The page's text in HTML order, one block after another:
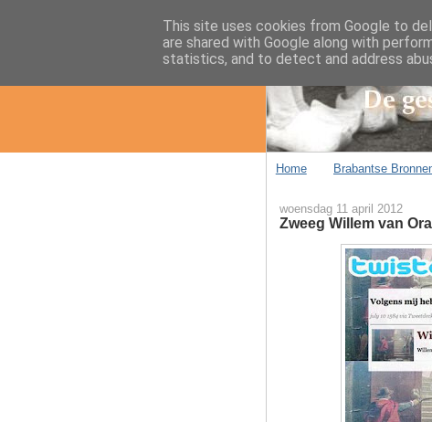
Home Brabantse
woensdag 11 april 2012
Zweeg Willem van
This site uses cookies from Google to
are shared with Google along with
statistics, and to detect and address